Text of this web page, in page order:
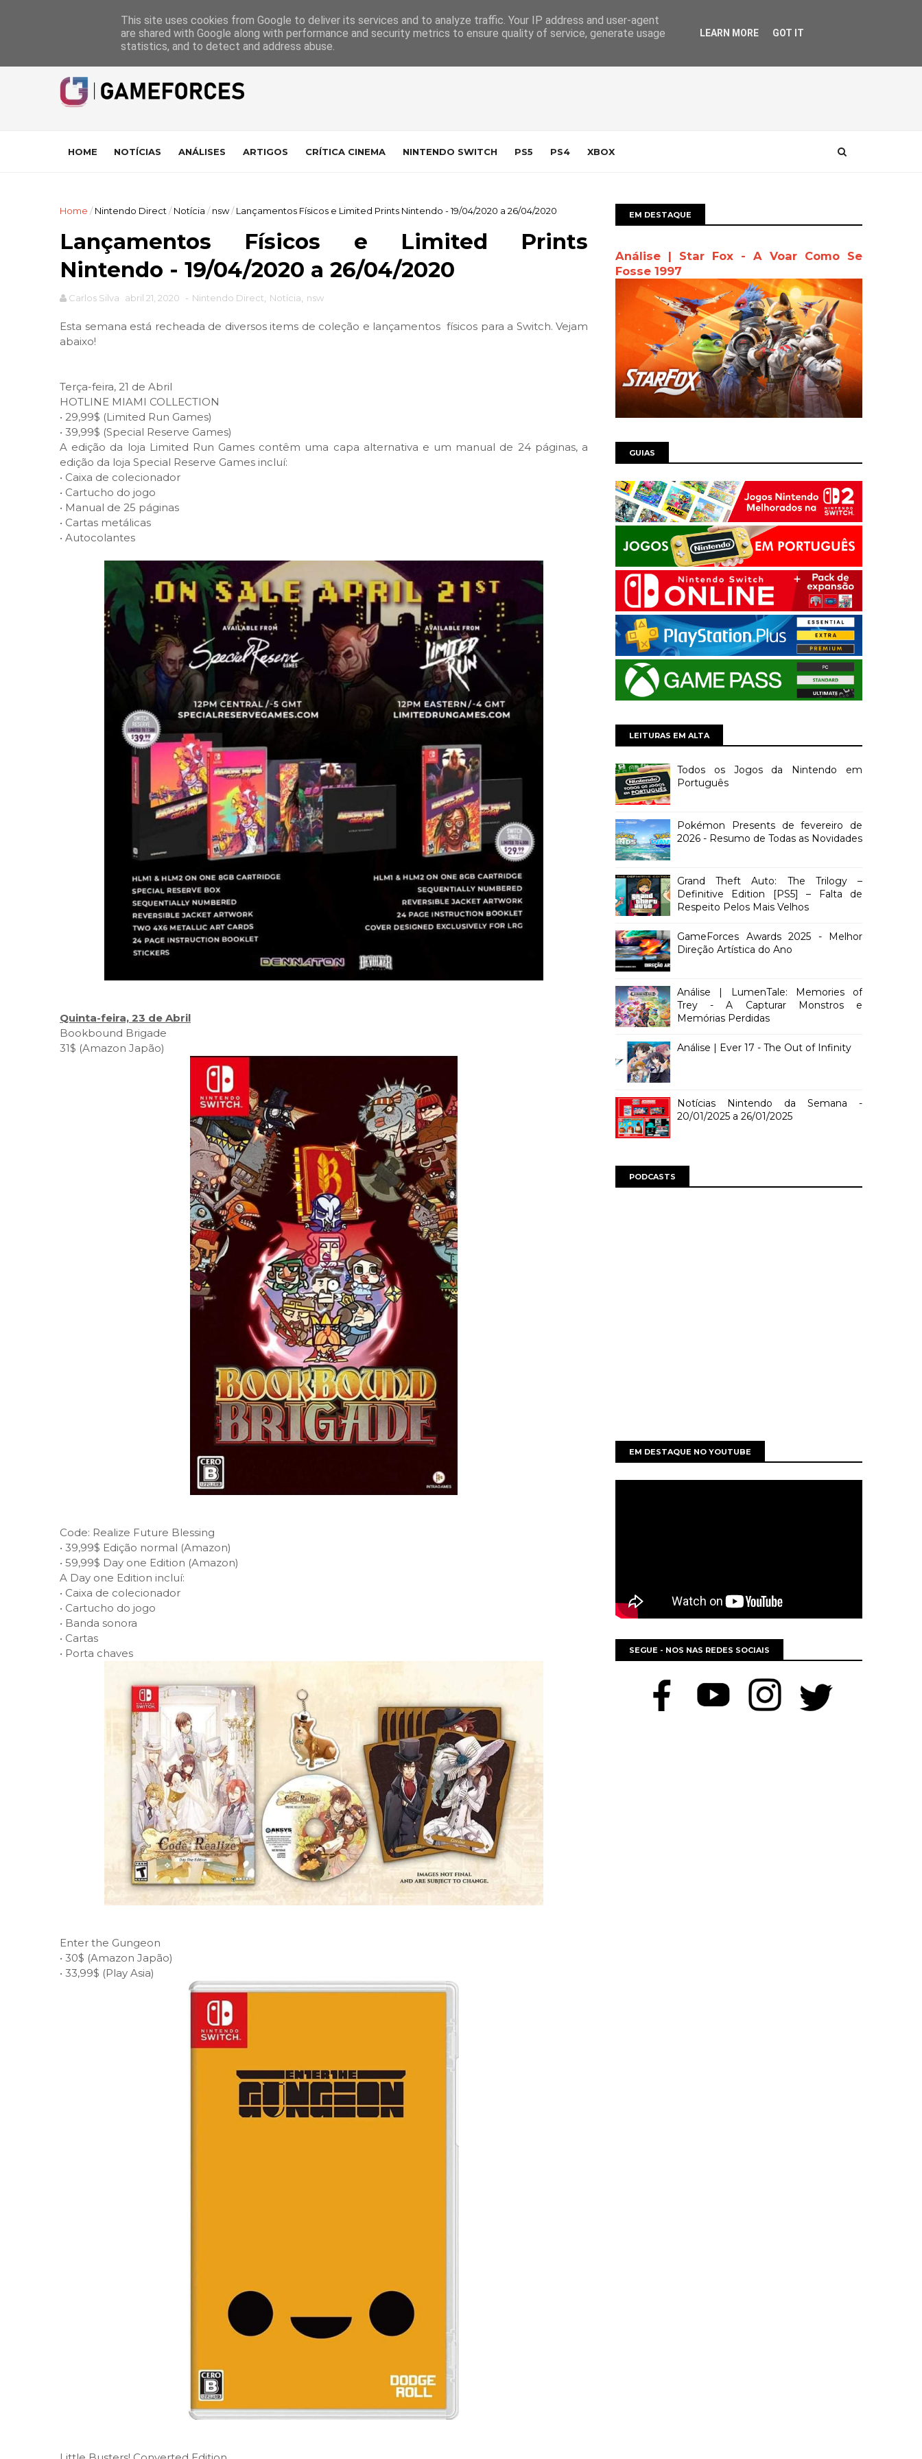
A equipa Pontuações das Análises Suporte da Indústria Contacto
HOME NOTÍCIAS ANÁLISES ARTIGOS CRÍTICA CINEMA NINTENDO SWITCH PS5 PS4 XBOX
Home / Nintendo Direct / Notícia / nsw/ Lançamentos Físicos e Limited Prints Nintendo - 19/04/2020 a 26/04/2020
Lançamentos Físicos e Limited Prints
Nintendo - 19/04/2020 a 26/04/2020
Carlos Silva abril 21, 2020 - Nintendo Direct Notícia nsw
Esta semana está recheada de diversos items de coleção e lançamentos físicos para a Switch. Vejam
abaixo!
Terça-feira, 21 de Abril
HOTLINE MIAMI COLLECTION
• 29,99$ (Limited Run Games)
• 39,99$ (Special Reserve Games)
A edição da loja Limited Run Games contêm uma capa alternativa e um manual de 24 páginas, a
edição da loja Special Reserve Games incluí:
• Caixa de colecionador
• Cartucho do jogo
• Manual de 25 páginas
• Cartas metálicas
• Autocolantes
Quinta-feira, 23 de Abril
Bookbound Brigade
31$ (Amazon Japão)
Code: Realize Future Blessing
• 39,99$ Edição normal (Amazon)
• 59,99$ Day one Edition (Amazon)
A Day one Edition incluí:
• Caixa de colecionador
• Cartucho do jogo
• Banda sonora
• Cartas
• Porta chaves
Enter the Gungeon
• 30$ (Amazon Japão)
• 33,99$ (Play Asia)
EM DESTAQUE
Análise | Star Fox - A Voar Como Se
Fosse 1997
GUIAS
LEITURAS EM ALTA
Todos os Jogos da Nintendo em
Português
Pokémon Presents de fevereiro de
2026 - Resumo de Todas as Novidades
Grand Theft Auto: The Trilogy –
Definitive Edition [PS5] – Falta de
Respeito Pelos Mais Velhos
GameForces Awards 2025 - Melhor
Direção Artística do Ano
Análise | LumenTale: Memories of
Trey - A Capturar Monstros e
Memórias Perdidas
Análise | Ever 17 - The Out of Infinity
Notícias Nintendo da Semana -
20/01/2025 a 26/01/2025
PODCASTS
EM DESTAQUE NO YOUTUBE
SEGUE - NOS NAS REDES SOCIAIS
This site uses cookies from Google to deliver its services and to analyze traffic. Your IP address and user-agent
are shared with Google along with performance and security metrics to ensure quality of service, generate usage
statistics, and to detect and address abuse.
LEARN MORE GOT IT